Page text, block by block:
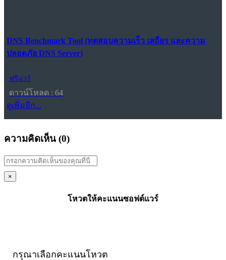
DNS Benchmark Tool (ทดสอบความเร็ว เสถียร และความ
ปลอดภัย DNS Server)
ฟรีแวร์
ดาวน์โหลด : 64
ดูเพิ่มอีก...
ความคิดเห็น (0)
×
โหวตให้คะแนนซอฟต์แวร์
กรุณาเลือกคะแนนโหวต